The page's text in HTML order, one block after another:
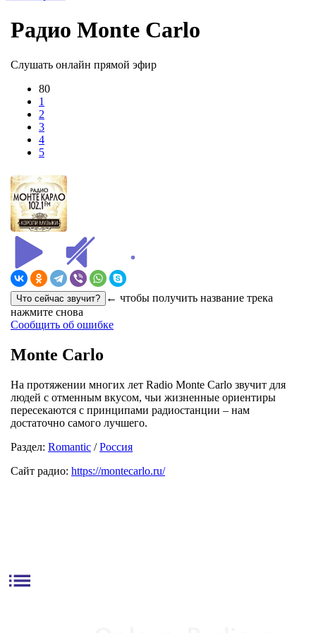
Радио Monte Carlo
Слушать онлайн прямой эфир
80
1
2
3
4
5
← чтобы получить название трека
нажмите снова
Сообщить об ошибке
Monte Carlo
На протяжении многих лет Radio Monte Carlo звучит для
людей с отменным вкусом, чьи жизненные ориентиры
пересекаются с принципами радиостанции – нам
достаточно самого лучшего.
Раздел: Romantic /Россия
Сайт радио: https://montecarlo.ru/
list